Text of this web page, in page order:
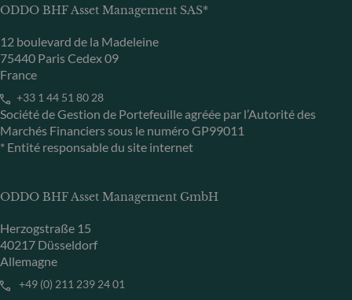
ODDO BHF Asset Management SAS*
12 boulevard de la Madeleine
75440 Paris Cedex 09
France
+33 1 44 51 80 28
Société de Gestion de Portefeuille agréée par l’Autorité des
Marchés Financiers sous le numéro GP99011
* Entité responsable du site internet
ODDO BHF Asset Management GmbH
Herzogstraße 15
40217 Düsseldorf
Allemagne
+49 (0) 211 239 24 01